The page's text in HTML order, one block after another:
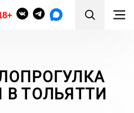
ТОЛЬЯТТИ